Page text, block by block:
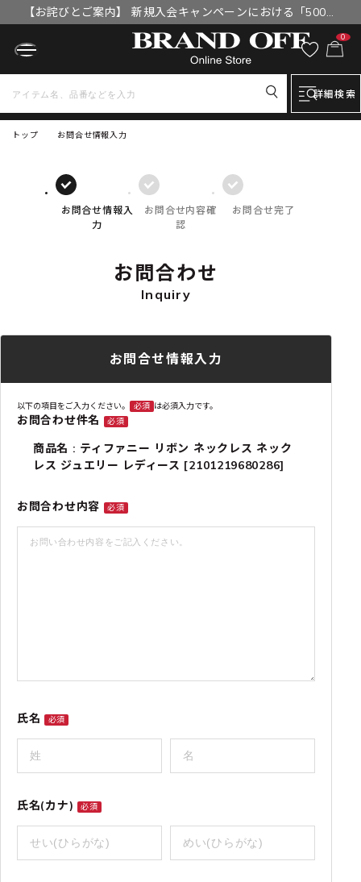
【お詫びとご案内】 新規入会キャンペーンにおける「500円
OFFクーポン」付与漏れと補填について
0
詳細検索
トップ お問合せ情報入力
お問合せ情報入
力
お問合せ内容確
認
お問合せ完了
お問合わせ
Inquiry
お問合せ情報入力
以下の項目をご入力ください。 必須 は必須入力です。
お問合わせ件名 必須
商品名 : ティファニー リボン ネックレス ネック
レス ジュエリー レディース [2101219680286]
お問合わせ内容 必須
氏名 必須
氏名(カナ) 必須